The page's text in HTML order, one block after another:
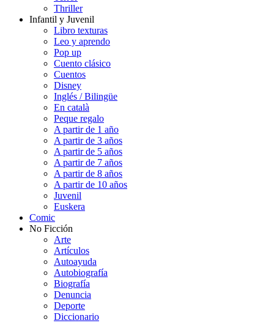
Thriller
Infantil y Juvenil
Libro texturas
Leo y aprendo
Pop up
Cuento clásico
Cuentos
Disney
Inglés / Bilingüe
En català
Peque regalo
A partir de 1 año
A partir de 3 años
A partir de 5 años
A partir de 7 años
A partir de 8 años
A partir de 10 años
Juvenil
Euskera
Comic
No Ficción
Arte
Artículos
Autoayuda
Autobiografía
Biografía
Denuncia
Deporte
Diccionario